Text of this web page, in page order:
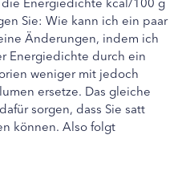
Sie: Wie kann ich ein paar
Änderungen, indem ich
Energiedichte durch ein
weniger mit jedoch
ersetze. Das gleiche
sorgen, dass Sie satt
können. Also folgt